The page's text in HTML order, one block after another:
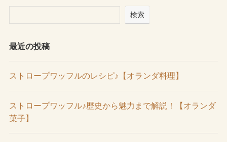
検索
最近の投稿
ストロープワッフルのレシピ♪【オランダ料理】
ストロープワッフル♪歴史から魅力まで解説！【オランダ
菓子】